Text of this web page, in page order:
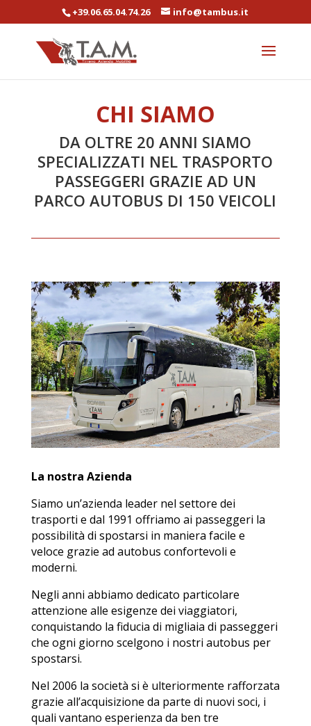
+39.06.65.04.74.26 info@tambus.it
CHI SIAMO
DA OLTRE 20 ANNI SIAMO
SPECIALIZZATI NEL TRASPORTO
PASSEGGERI GRAZIE AD UN
PARCO AUTOBUS DI 150 VEICOLI
La nostra Azienda
Siamo un’azienda leader nel settore dei
trasporti e dal 1991 offriamo ai passeggeri la
possibilità di spostarsi in maniera facile e
veloce grazie ad autobus confortevoli e
moderni.
Negli anni abbiamo dedicato particolare
attenzione alle esigenze dei viaggiatori,
conquistando la fiducia di migliaia di passeggeri
che ogni giorno scelgono i nostri autobus per
spostarsi.
Nel 2006 la società si è ulteriormente rafforzata
grazie all’acquisizione da parte di nuovi soci, i
quali vantano esperienza da ben tre